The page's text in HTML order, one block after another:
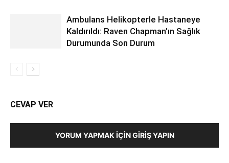
Ambulans Helikopterle Hastaneye
Kaldırıldı: Raven Chapman’ın Sağlık
Durumunda Son Durum
CEVAP VER
YORUM YAPMAK İÇIN GIRIŞ YAPIN